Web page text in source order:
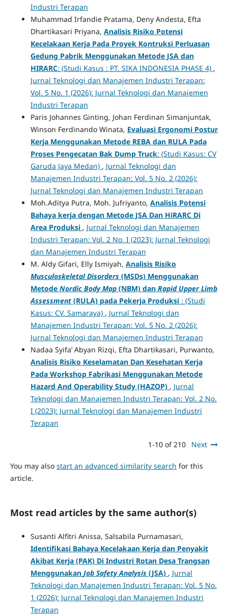
Industri Terapan
Muhammad Irfandie Pratama, Deny Andesta, Efta
Dhartikasari Priyana, Analisis Risiko Potensi
Kecelakaan Kerja Pada Proyek Kontruksi Perluasan
Gedung Pabrik Menggunakan Metode JSA dan
HIRARC: (Studi Kasus : PT. SIKA INDONESIA PHASE 4) ,
Jurnal Teknologi dan Manajemen Industri Terapan:
Vol. 5 No. 1 (2026): Jurnal Teknologi dan Manajemen
Industri Terapan
Paris Johannes Ginting, Johan Ferdinan Simanjuntak,
Winson Ferdinando Winata, Evaluasi Ergonomi Postur
Kerja Menggunakan Metode REBA dan RULA Pada
Proses Pengecatan Bak Dump Truck: (Studi Kasus: CV
Garuda Jaya Medan) , Jurnal Teknologi dan
Manajemen Industri Terapan: Vol. 5 No. 2 (2026):
Jurnal Teknologi dan Manajemen Industri Terapan
Moh.Aditya Putra, Moh. Jufriyanto, Analisis Potensi
Bahaya kerja dengan Metode JSA Dan HiRARC Di
Area Produksi , Jurnal Teknologi dan Manajemen
Industri Terapan: Vol. 2 No. I (2023): Jurnal Teknologi
dan Manajemen Industri Terapan
M. Aldy Gifari, Elly Ismiyah, Analisis Risiko
Musculoskeletal Disorders (MSDs) Menggunakan
Metode Nordic Body Map(NBM) dan Rapid Upper Limb
Assessment(RULA) pada Pekerja Produksi : (Studi
Kasus: CV. Samaraya) , Jurnal Teknologi dan
Manajemen Industri Terapan: Vol. 5 No. 2 (2026):
Jurnal Teknologi dan Manajemen Industri Terapan
Nadaa Syifa’ Abyan Rizqi, Efta Dhartikasari, Purwanto,
Analisis Risiko Keselamatan Dan Kesehatan Kerja
Pada Workshop Fabrikasi Menggunakan Metode
Hazard And Operability Study (HAZOP) , Jurnal
Teknologi dan Manajemen Industri Terapan: Vol. 2 No.
I (2023): Jurnal Teknologi dan Manajemen Industri
Terapan
1-10 of 210 Next
You may also start an advanced similarity search for this
article.
Most read articles by the same author(s)
Susanti Alfitri Anissa, Salsabila Purnamasari,
Identifikasi Bahaya Kecelakaan Kerja dan Penyakit
Akibat Kerja (PAK) Di Industri Rotan Desa Trangsan
Menggunakan Job Safety Analysis (JSA) , Jurnal
Teknologi dan Manajemen Industri Terapan: Vol. 5 No.
1 (2026): Jurnal Teknologi dan Manajemen Industri
Terapan